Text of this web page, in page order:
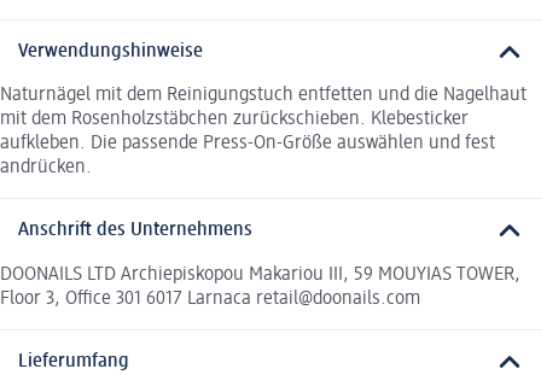
Verwendungshinweise
Naturnägel mit dem Reinigungstuch entfetten und die Nagelhaut
mit dem Rosenholzstäbchen zurückschieben. Klebesticker
aufkleben. Die passende Press-On-Größe auswählen und fest
andrücken.
Anschrift des Unternehmens
DOONAILS LTD Archiepiskopou Makariou III, 59 MOUYIAS TOWER,
Floor 3, Office 301 6017 Larnaca retail@doonails.com
Lieferumfang